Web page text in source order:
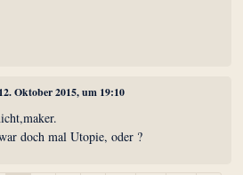
Oktober 2015, um 19:10
doch mal Utopie, oder ?